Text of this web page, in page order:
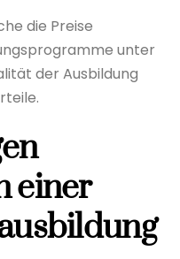
die Preise
unter
der Ausbildung
einer